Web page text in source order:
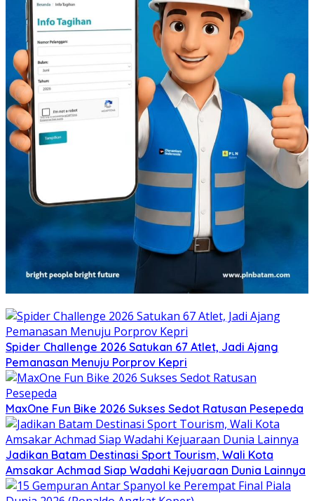
Spider Challenge 2026 Satukan 67 Atlet, Jadi Ajang
Pemanasan Menuju Porprov Kepri
MaxOne Fun Bike 2026 Sukses Sedot Ratusan Pesepeda
Jadikan Batam Destinasi Sport Tourism, Wali Kota
Amsakar Achmad Siap Wadahi Kejuaraan Dunia Lainnya